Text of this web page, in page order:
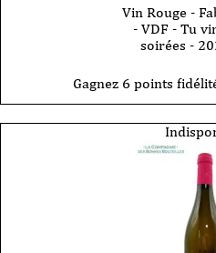
Vin Rouge -
- VDF - Tu
soirées -
Gagnez 6 points